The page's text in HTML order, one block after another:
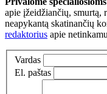
apie įžeidžiančių, smurtą,
neapykantą skatinančių
redaktorius apie
Vardas
El. paštas